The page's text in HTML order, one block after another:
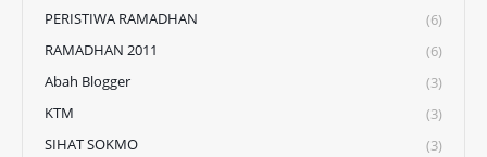
PERISTIWA RAMADHAN
(6)
RAMADHAN 2011
(6)
Abah Blogger
(3)
KTM
(3)
SIHAT SOKMO
(3)